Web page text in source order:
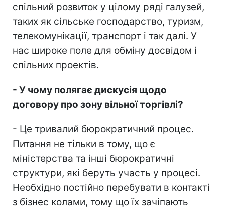
спільний розвиток у цілому ряді галузей,
таких як сільське господарство, туризм,
телекомунікації, транспорт і так далі. У
нас широке поле для обміну досвідом і
спільних проектів.
- У чому полягає дискусія щодо
договору про зону вільної торгівлі?
- Це тривалий бюрократичний процес.
Питання не тільки в тому, що є
міністерства та інші бюрократичні
структури, які беруть участь у процесі.
Необхідно постійно перебувати в контакті
з бізнес колами, тому що їх зачіпають